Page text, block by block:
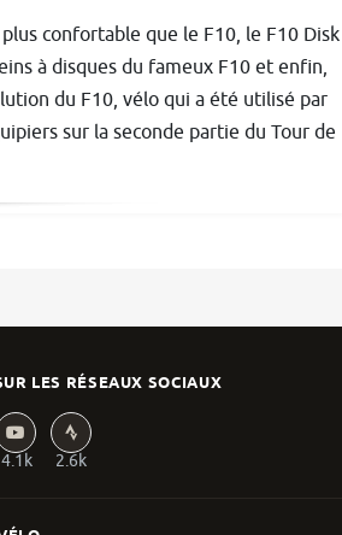
confortable que le F10, le F10 Disk
à disques du fameux F10 et enfin,
du F10, vélo qui a été utilisé par
sur la seconde partie du Tour de
LES RÉSEAUX SOCIAUX
4.1k 2.6k